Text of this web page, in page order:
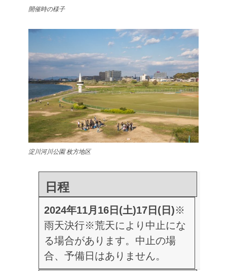
開催時の様子
淀川河川公園 枚方地区
日程
2024年11月16日(土)17日(日)※
雨天決行※荒天により中止にな
る場合があります。中止の場
合、予備日はありません。